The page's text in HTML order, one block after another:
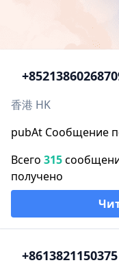
+852
香港 HK
pubAt Сообщение
Всего 315
получено
+8613821150375